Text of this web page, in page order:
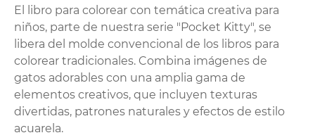
El libro para colorear con temática creativa para
niños, parte de nuestra serie "Pocket Kitty", se
libera del molde convencional de los libros para
colorear tradicionales. Combina imágenes de
gatos adorables con una amplia gama de
elementos creativos, que incluyen texturas
divertidas, patrones naturales y efectos de estilo
acuarela.